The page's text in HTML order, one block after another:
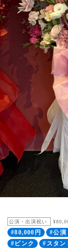
公演・出演祝い
#80,000円 #公演
#ピンク
#スタン